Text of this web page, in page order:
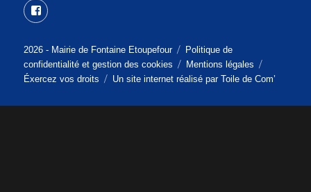
Facebook
2026 - Mairie de Fontaine Etoupefour
Politique de
confidentialité et gestion des cookies
Mentions légales
Éxercez vos droits
Un site internet réalisé parToile de Com’